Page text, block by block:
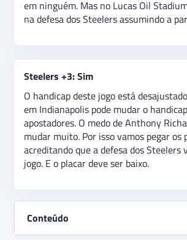
em ninguém. Mas no Lucas Oil
na defesa dos Steelers assumindo a
Steelers +3: Sim
O handicap deste jogo está
em Indianapolis pode mudar o
apostadores. O medo de Anthony
mudar muito. Por isso vamos pegar os
acreditando que a defesa dos Steelers
jogo. E o placar deve ser baixo.
Conteúdo